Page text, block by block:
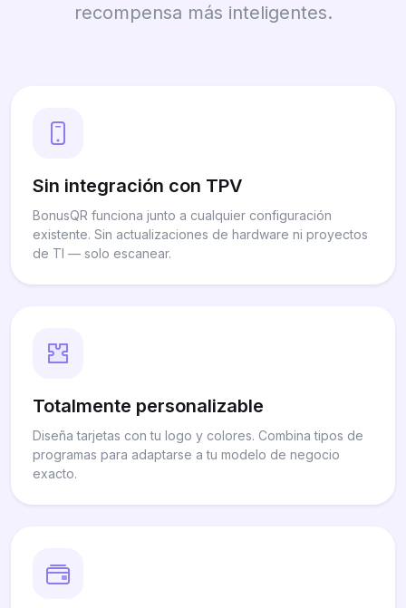
recompensa más inteligentes.
Sin integración con TPV
BonusQR funciona junto a cualquier configuración
existente. Sin actualizaciones de hardware ni proyectos
de TI — solo escanear.
Totalmente personalizable
Diseña tarjetas con tu logo y colores. Combina tipos de
programas para adaptarse a tu modelo de negocio
exacto.